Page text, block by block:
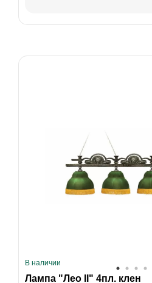
В наличии
Лампа "Лео II" 4пл. клен